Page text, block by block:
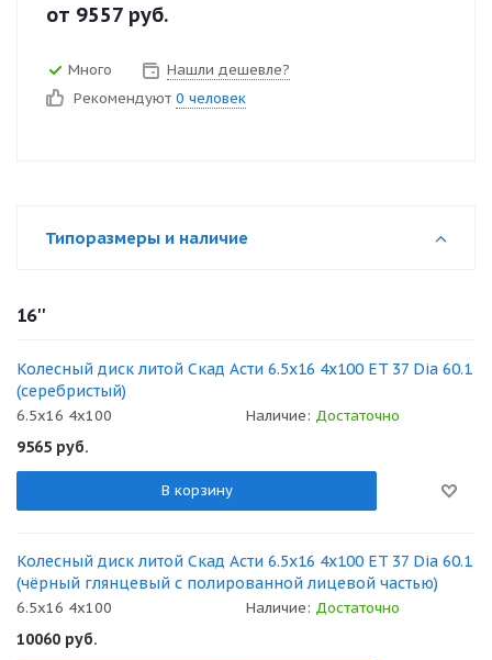
от 9557 руб.
Много
Нашли дешевле?
Рекомендуют 0 человек
Типоразмеры и наличие
16''
Колесный диск литой Скад Асти 6.5x16 4x100 ET 37 Dia 60.1
(серебристый)
6.5x16 4x100 Наличие: Достаточно
9565 руб.
В корзину
Колесный диск литой Скад Асти 6.5x16 4x100 ET 37 Dia 60.1
(чёрный глянцевый с полированной лицевой частью)
6.5x16 4x100 Наличие: Достаточно
10060 руб.